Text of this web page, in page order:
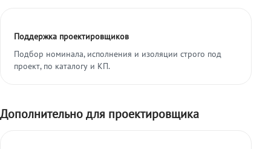
Поддержка проектировщиков
Подбор номинала, исполнения и изоляции строго под
проект, по каталогу и КП.
Дополнительно для проектировщика